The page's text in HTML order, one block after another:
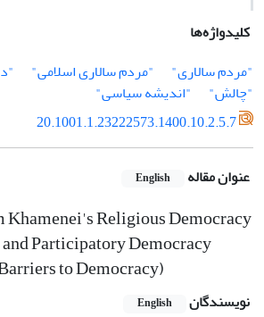
کلیدواژه‌ها
"مردم سالاری"
"مردم سالاری اسلامی"
"چالش"
"اندیشه سیاسی"
20.1001.1.23222573.1400.10.2.5.7
عنوان مقاله English
Religious Democracy
Participatory Democracy
to Democracy)
نویسندگان English